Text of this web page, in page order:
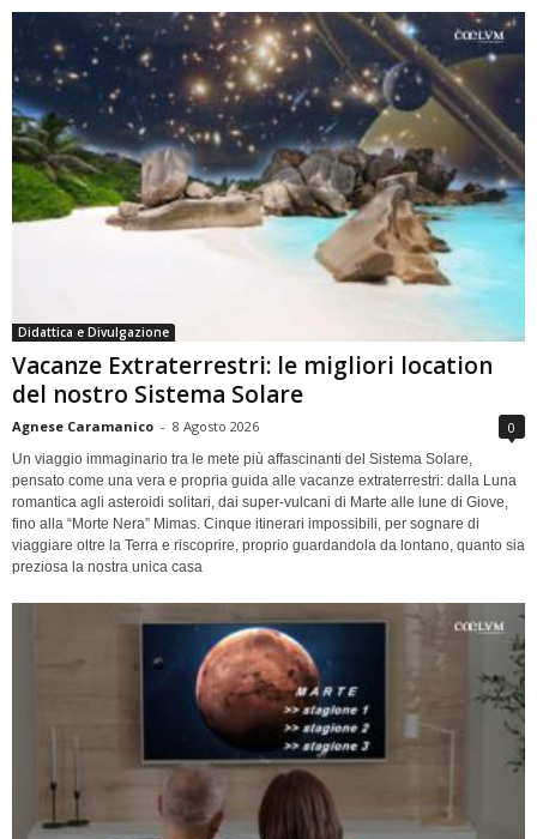
Didattica e Divulgazione
Vacanze Extraterrestri: le migliori location
del nostro Sistema Solare
Agnese Caramanico - 8 Agosto 2026 0
Un viaggio immaginario tra le mete più affascinanti del Sistema Solare,
pensato come una vera e propria guida alle vacanze extraterrestri: dalla Luna
romantica agli asteroidi solitari, dai super-vulcani di Marte alle lune di Giove,
fino alla “Morte Nera” Mimas. Cinque itinerari impossibili, per sognare di
viaggiare oltre la Terra e riscoprire, proprio guardandola da lontano, quanto sia
preziosa la nostra unica casa